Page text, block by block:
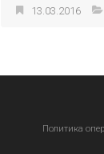
13.03.2016
Политика